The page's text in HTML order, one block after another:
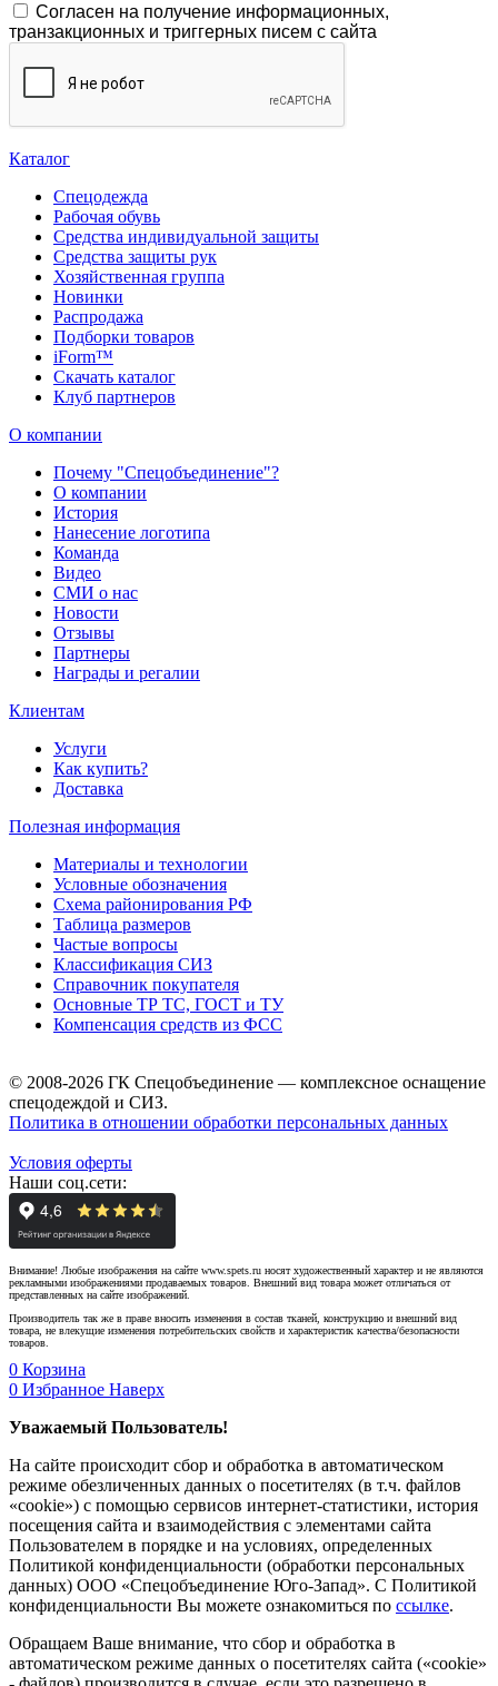
Согласен на получение информационных,
транзакционных и триггерных писем с сайта
Каталог
Спецодежда
Рабочая обувь
Средства индивидуальной защиты
Средства защиты рук
Хозяйственная группа
Новинки
Распродажа
Подборки товаров
iForm™
Скачать каталог
Клуб партнеров
О компании
Почему "Спецобъединение"?
О компании
История
Нанесение логотипа
Команда
Видео
СМИ о нас
Новости
Отзывы
Партнеры
Награды и регалии
Клиентам
Услуги
Как купить?
Доставка
Полезная информация
Материалы и технологии
Условные обозначения
Схема районирования РФ
Таблица размеров
Частые вопросы
Классификация СИЗ
Справочник покупателя
Основные ТР ТС, ГОСТ и ТУ
Компенсация средств из ФСС
© 2008-2026 ГК Спецобъединение — комплексное оснащение
спецодеждой и СИЗ.
Политика в отношении обработки персональных данных
Условия оферты
Наши соц.сети:
Внимание! Любые изображения на сайте www.spets.ru носят художественный характер и не являются
рекламными изображениями продаваемых товаров. Внешний вид товара может отличаться от
представленных на сайте изображений.
Производитель так же в праве вносить изменения в состав тканей, конструкцию и внешний вид
товара, не влекущие изменения потребительских свойств и характеристик качества/безопасности
товаров.
0 Корзина
0 Избранное Наверх
Уважаемый Пользователь!
На сайте происходит сбор и обработка в автоматическом
режиме обезличенных данных о посетителях (в т.ч. файлов
«cookie») с помощью сервисов интернет-статистики, история
посещения сайта и взаимодействия с элементами сайта
Пользователем в порядке и на условиях, определенных
Политикой конфиденциальности (обработки персональных
данных) ООО «Спецобъединение Юго-Запад». С Политикой
конфиденциальности Вы можете ознакомиться по ссылке.
Обращаем Ваше внимание, что сбор и обработка в
автоматическом режиме данных о посетителях сайта («cookie»